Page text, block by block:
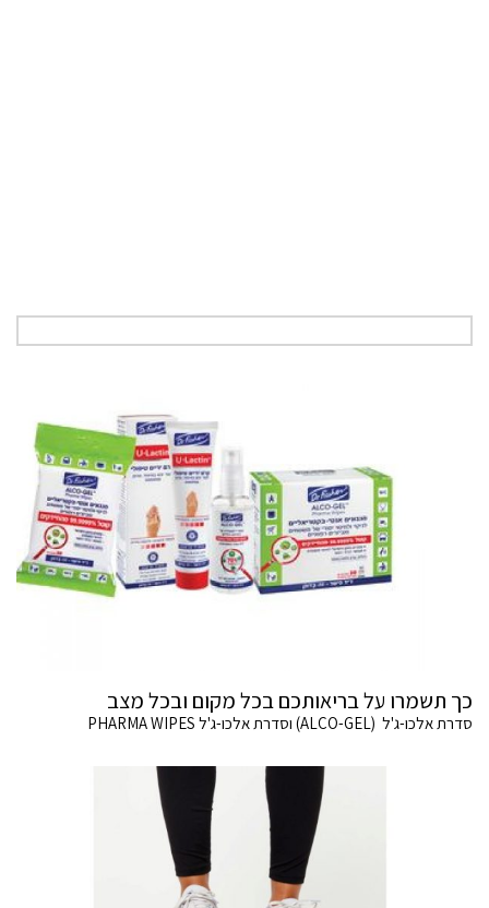
כך תשמרו על בריאותכם בכל מקום ובכל מצב
סדרת אלכו-ג'ל (ALCO-GEL) וסדרת אלכו-ג'ל PHARMA WIPES